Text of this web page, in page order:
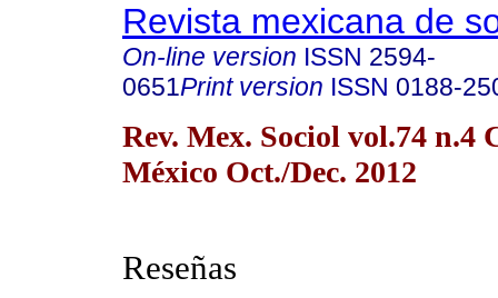
Revista mexicana de
On-line version ISSN 2594-
0651Print version ISSN 0188-
Rev. Mex. Sociol vol.74 n.4
México Oct./Dec. 2012
Reseñas